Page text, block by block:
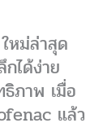
หม่ล่าสุด
ได้ง่าย
ภาพ เมื่อ
แล้ว